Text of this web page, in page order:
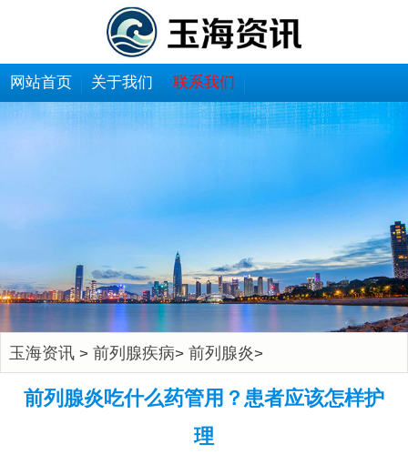
网站首页 关于我们 联系我们
玉海资讯> 前列腺疾病> 前列腺炎>
前列腺炎吃什么药管用？患者应该怎样护
理